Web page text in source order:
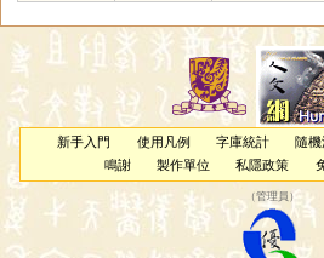
新手入門 使用凡例 字庫統計 隨
鳴謝
製作單位 私隱政策
（管理員 ）